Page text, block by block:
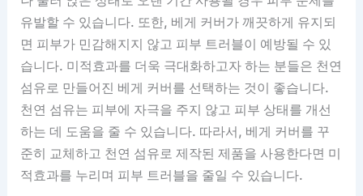
유발할 수 있습니다. 또한, 베게 커버가 깨끗하게 유지되
면 피부가 민감해지지 않고 피부 트러블이 예방될 수 있
습니다. 미적효과를 더욱 극대화하고자 하는 분들은 천연
섬유로 만들어진 베게 커버를 선택하는 것이 좋습니다.
천연 섬유는 피부에 자극을 주지 않고 피부 상태를 개선
하는 데 도움을 줄 수 있습니다. 따라서, 베게 커버를 꾸
준히 교체하고 천연 섬유로 제작된 제품을 사용한다면 미
적효과를 누리며 피부 트러블을 줄일 수 있습니다.